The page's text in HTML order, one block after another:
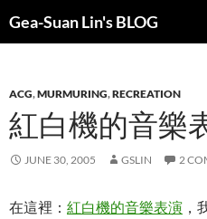
Gea-Suan Lin's BLOG
ACG,MURMURING,RECREATION
紅白機的音樂
JUNE 30, 2005 GSLIN 2
在這裡： 紅白機的音樂表演 ，